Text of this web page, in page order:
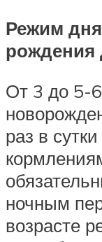
Режим дня
рождения
От 3 до 5-
раз в
ночным
возрасте